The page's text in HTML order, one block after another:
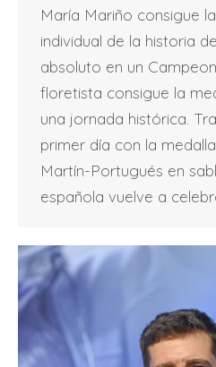
María Mariño consigue
individual de la historia
absoluto en un
floretista consigue la
una jornada histórica.
primer día con la
Martín-Portugués en
española vuelve a